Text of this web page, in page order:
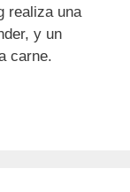
realiza una
y un
carne.